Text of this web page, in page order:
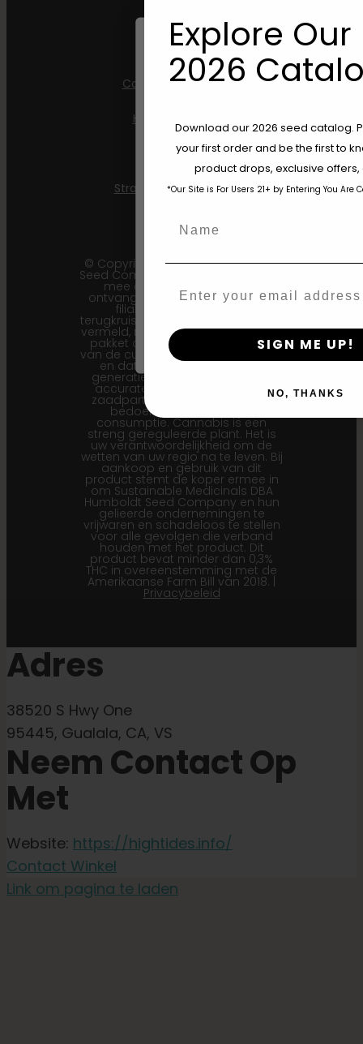
Apple Blossom
California Sour Diesel
Humboldt Dream
Mint Jelly
Strawberry Cheesecake
© Copyright 2011 - 2026 Humboldt
Seed Company | *Houd er rekening
mee dat u een pakket kunt
ontvangen waarop een eerdere
filiale generatie (F1…) of
terugkruisingsgeneratie (Bx…) staat
vermeld, maar dat de zaden in het
pakket de meest recente versie
van de cultivar vertegenwoordigen
en dat de hier weergegeven
generatie-informatie de meest
accurate is voor onze huidige
zaadpartijen. Dit product is niet
bedoeld voor menselijke
consumptie. Cannabis is een
streng gereguleerde plant. Het is
uw verantwoordelijkheid om de
wetten van uw regio na te leven. Bij
aankoop en gebruik van dit
product stemt de koper ermee in
om Sustainable Medicinals DBA
Humboldt Seed Company en hun
gelieerde ondernemingen te
vrijwaren en schadeloos te stellen
voor alle gevolgen die verband
houden met het product. Dit
product bevat minder dan 0,3%
THC in overeenstemming met de
Amerikaanse Farm Bill van 2018. |
Privacybeleid
Adres
38520 S Hwy One
95445, Gualala, CA, VS
Neem Contact Op
Met
Website: https://hightides.info/
Contact Winkel
Link om pagina te laden
Are You Aged 18 Or
The content and products of our
those of legal age.Please see
By clicking AGREE & ENTER, you
Explore Our
2026
Download our 2026 seed catalog.
your first order and be the first to
product drops, exclusive
*Our Site is For Users 21+ by Entering You Are
SIGN ME UP!
NO, THANKS